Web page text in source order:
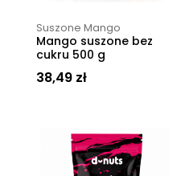
Suszone Mango
Mango suszone bez
cukru 500 g
38,49 zł